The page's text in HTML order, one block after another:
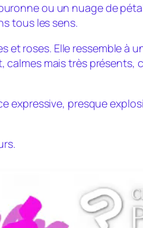
ou un nuage de
tous les sens.
et roses. Elle ressemble à
mais très présents,
presque